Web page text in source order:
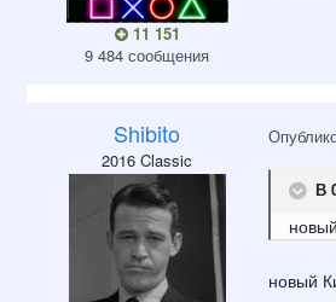
11 151
9 484 сообщения
Shibito
2016 Classic
В
новый